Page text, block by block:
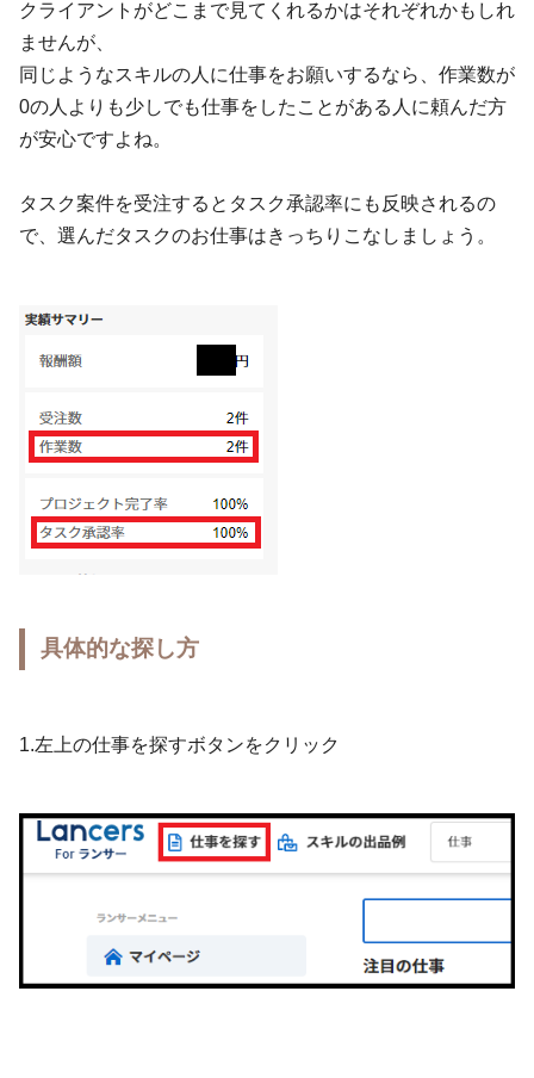
クライアントがどこまで見てくれるかはそれぞれかもしれ
ませんが、
同じようなスキルの人に仕事をお願いするなら、作業数が
0の人よりも少しでも仕事をしたことがある人に頼んだ方
が安心ですよね。
タスク案件を受注するとタスク承認率にも反映されるの
で、選んだタスクのお仕事はきっちりこなしましょう。
具体的な探し方
1.左上の仕事を探すボタンをクリック